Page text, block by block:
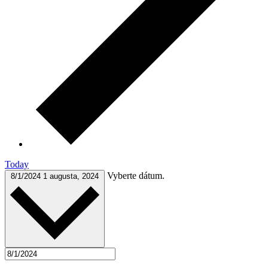
Today
8/1/2024 1 augusta, 2024 Vyberte dátum.